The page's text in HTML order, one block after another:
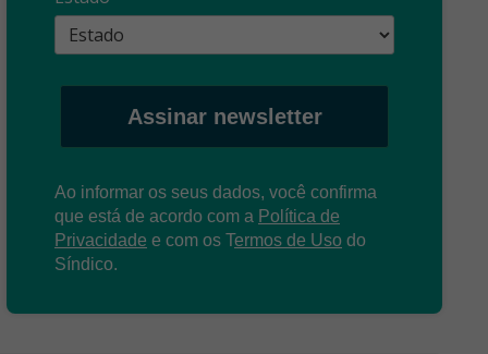
Assinar newsletter
Ao informar os seus dados, você confirma
que está de acordo com a Política de
Privacidade e com os Termos de Uso do
Síndico.